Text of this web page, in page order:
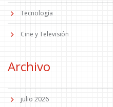
Tecnología
Cine y Televisión
Archivo
julio 2026